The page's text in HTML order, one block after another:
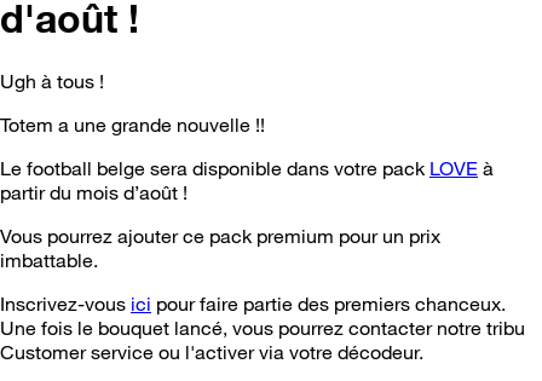
d'août !
Ugh à tous !
Totem a une grande nouvelle !!
Le football belge sera disponible dans votre pack LOVE à
partir du mois d’août !
Vous pourrez ajouter ce pack premium pour un prix
imbattable.
Inscrivez-vous ici pour faire partie des premiers chanceux.
Une fois le bouquet lancé, vous pourrez contacter notre tribu
Customer service ou l'activer via votre décodeur.